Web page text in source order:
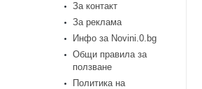
За контакт
За реклама
Инфо за Novini.0.bg
Общи правила за
ползване
Политика на